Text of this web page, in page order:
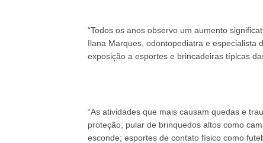
“Todos os anos observo um aumento
Ilana Marques, odontopediatra e especialista
exposição a esportes e brincadeiras típicas
“As atividades que mais causam quedas e
proteção; pular de brinquedos altos como
esconde; esportes de contato físico como